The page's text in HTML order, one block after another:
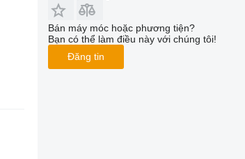
Bán máy móc hoặc phương tiện?
Bạn có thể làm điều này với chúng tôi!
Đăng tin